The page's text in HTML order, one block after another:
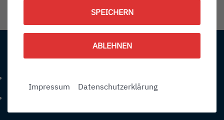
Kontakt
Telefonnummer: 4 9 0 7 5 4 1 2 8 4 0
SPEICHERN
ABLEHNEN
Impressum Datenschutzerklärung